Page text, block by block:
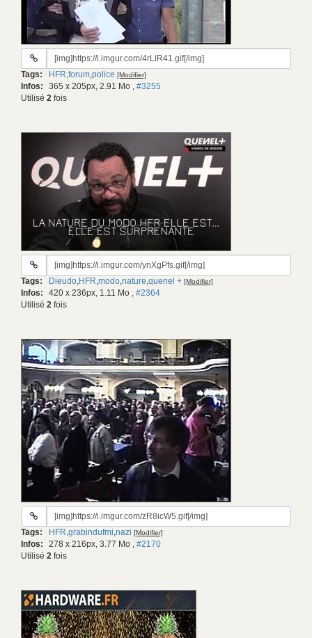
URL
gif:
Tags: HFR,forum,police [Modifier]
Infos: 365 x 205px, 2.91 Mo , #3255
Utilisé 2 fois
URL
gif:
Tags: Dieudo,HFR,modo,nature,quenel + [Modifier]
Infos: 420 x 236px, 1.11 Mo , #2364
Utilisé 2 fois
URL
gif:
Tags: HFR,grabindufmi,nazi [Modifier]
Infos: 278 x 216px, 3.77 Mo , #2170
Utilisé 2 fois